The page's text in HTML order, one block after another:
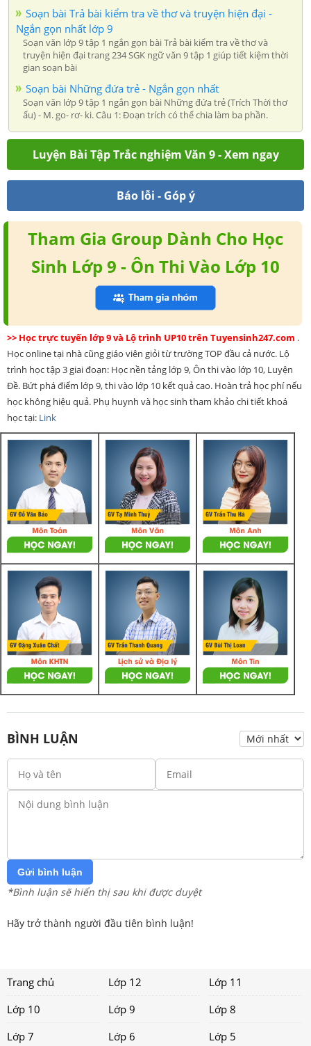
Soạn bài Trả bài kiểm tra về thơ và truyện hiện đại -
Ngắn gọn nhất lớp 9
Soạn văn lớp 9 tập 1 ngắn gọn bài Trả bài kiểm tra về thơ và
truyện hiện đại trang 234 SGK ngữ văn 9 tập 1 giúp tiết kiệm thời
gian soạn bài
Soạn bài Những đứa trẻ - Ngắn gọn nhất
Soạn văn lớp 9 tập 1 ngắn gọn bài Những đứa trẻ (Trích Thời thơ
ấu) - M. go- rơ- ki. Câu 1: Đoạn trích có thể chia làm ba phần.
Luyện Bài Tập Trắc nghiệm Văn 9 - Xem ngay
Báo lỗi - Góp ý
Tham Gia Group Dành Cho Học
Sinh Lớp 9 - Ôn Thi Vào Lớp 10
>> Học trực tuyến lớp 9 và Lộ trình UP10 trên Tuyensinh247.com .
Học online tại nhà cũng giáo viên giỏi từ trường TOP đầu cả nước. Lộ
trình học tập 3 giai đoạn: Học nền tảng lớp 9, Ôn thi vào lớp 10, Luyện
Đề. Bứt phá điểm lớp 9, thi vào lớp 10 kết quả cao. Hoàn trả học phí nếu
học không hiệu quả. Phụ huynh và học sinh tham khảo chi tiết khoá
học tại: Link
BÌNH LUẬN
Gửi bình luận
*Bình luận sẽ hiển thị sau khi được duyệt
Hãy trở thành người đầu tiên bình luận!
Trang chủ Lớp 12
Lớp 11
Lớp 10
Lớp 9
Lớp 8
Lớp 7
Lớp 6 Lớp 5